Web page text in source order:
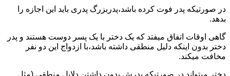
در صورتیکه پدر فوت کرده باشد،پدربزرگ پدری باید این اجازه را
بدهد.
گاهی اوقات اتفاق میفتد که یک دختر با یک پسر دوست هستند و پدر
دختر بدون اینکه دلیل منطقی داشته باشد،با ازدواج این دو نفر
مخافت میکند.
دختر میتواند در صورتیکه پدرش بدون داشتن دلایل منطقی (مثل